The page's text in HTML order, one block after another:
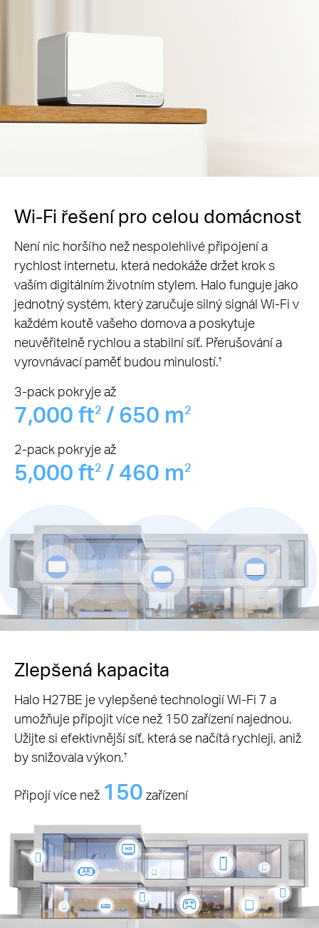
Wi-Fi řešení pro celou domácnost
Není nic horšího než nespolehlivé připojení a
rychlost internetu, která nedokáže držet krok s
vaším digitálním životním stylem. Halo funguje jako
jednotný systém, který zaručuje silný signál Wi-Fi v
každém koutě vašeho domova a poskytuje
neuvěřitelně rychlou a stabilní síť. Přerušování a
vyrovnávací paměť budou minulostí.†
3-pack pokryje až
7,000 ft2 / 650 m2
2-pack pokryje až
5,000 ft2 / 460 m2
Zlepšená kapacita
Halo H27BE je vylepšené technologií Wi-Fi 7 a
umožňuje připojit více než 150 zařízení najednou.
Užijte si efektivnější síť, která se načítá rychleji, aniž
by snižovala výkon.†
Připojí více než 150 zařízení